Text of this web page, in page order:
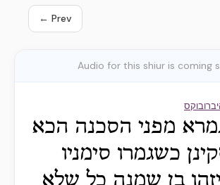
← Prev
Audio for this shiur is coming
מפני הסכנה הכא
כשגמרו סימניו